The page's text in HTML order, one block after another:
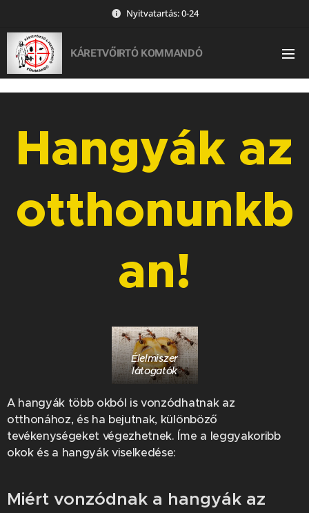
Nyitvatartás: 0-24
KÁRETVŐIRTÓ KOMMANDÓ
Hangyák az
otthonunkb
an!
Élelmiszer
látogatók
A hangyák több okból is vonzódhatnak az
otthonához, és ha bejutnak, különböző
tevékenységeket végezhetnek. Íme a leggyakoribb
okok és a hangyák viselkedése:
Miért vonzódnak a hangyák az